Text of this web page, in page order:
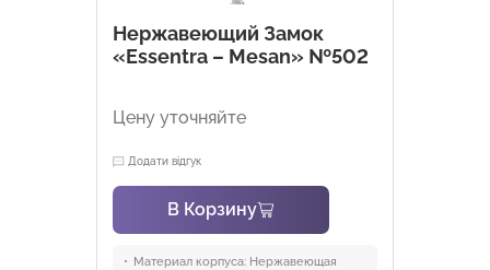
Нержавеющий Замок
«Essentra – Mesan» №502
Цену уточняйте
Додати відгук
В Корзину
Материал корпуса: Нержавеющая